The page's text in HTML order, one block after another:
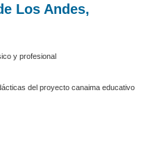
Los Andes,
y profesional
del proyecto canaima educativo